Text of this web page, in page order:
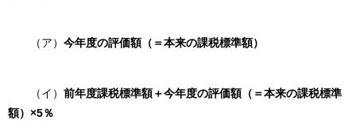
（ア） 今年度の評価額（＝本来の課税標準額）
（イ） 前年度課税標準額＋今年度の評価額（＝本来の課税標準
額）×5％